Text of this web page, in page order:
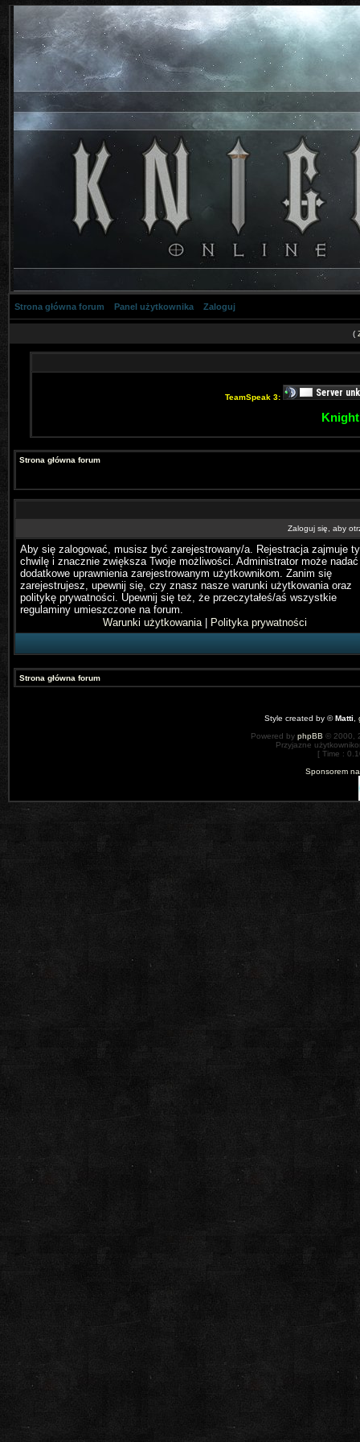
Strona główna forum Panel użytkownika Zaloguj
(
TeamSpeak 3:
Strona główna forum
Zaloguj się, aby
Aby się zalogować, musisz być zarejestrowany/a. Rejestracja zajmuje
chwilę i znacznie zwiększa Twoje możliwości. Administrator może nadać
dodatkowe uprawnienia zarejestrowanym użytkownikom. Zanim się
zarejestrujesz, upewnij się, czy znasz nasze warunki użytkowania oraz
politykę prywatności. Upewnij się też, że przeczytałeś/aś wszystkie
regulaminy umieszczone na forum.
Warunki użytkowania| Polityka prywatności
Strona główna forum
Style created by ©Matti
Powered by phpBB © 2000,
Przyjazne
[ Time :
Sponsorem